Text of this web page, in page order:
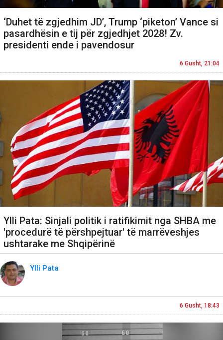
‘Duhet të zgjedhim JD’, Trump ‘piketon’ Vance si
pasardhësin e tij për zgjedhjet 2028! Zv.
presidenti ende i pavendosur
6 Gusht, 21:04
Ylli Pata: Sinjali politik i ratifikimit nga SHBA me
'procedurë të përshpejtuar' të marrëveshjes
ushtarake me Shqipërinë
Ylli Pata
6 Gusht, 18:43